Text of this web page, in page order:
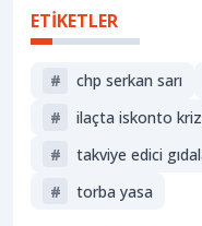
ETİKETLER
# chp serkan sarı
#
ilaçta iskonto
#
takviye edici
#
torba yasa